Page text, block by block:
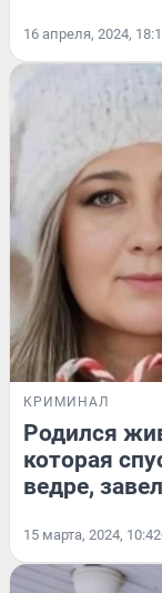
16 апреля, 2024,
КРИМИНАЛ
Родился
которая
ведре,
15 марта, 2024, 10:42